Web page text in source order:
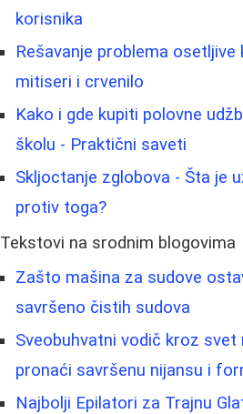
korisnika
Rešavanje problema osetljive
mitiseri i crvenilo
Kako i gde kupiti polovne
školu - Praktični saveti
Skljoctanje zglobova - Šta je
protiv toga?
Tekstovi na srodnim blogovima
Zašto mašina za sudove
savršeno čistih sudova
Sveobuhvatni vodič kroz svet
pronaći savršenu nijansu i
Najbolji Epilatori za Trajnu